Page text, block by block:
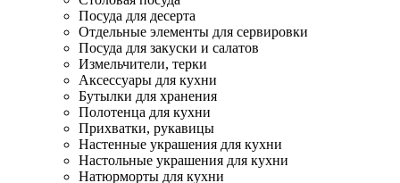
Посуда для десерта
Отдельные элементы для сервировки
Посуда для закуски и салатов
Измельчители, терки
Аксессуары для кухни
Бутылки для хранения
Полотенца для кухни
Прихватки, рукавицы
Настенные украшения для кухни
Настольные украшения для кухни
Натюрморты для кухни